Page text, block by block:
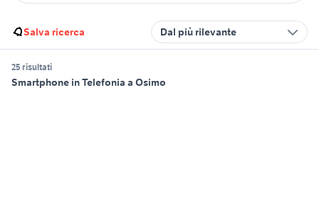
Salva ricerca Dal più rilevante
25 risultati
Smartphone in Telefonia a Osimo